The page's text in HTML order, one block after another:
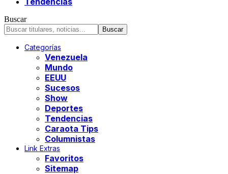
Buscar
Categorías
Venezuela
Mundo
EEUU
Sucesos
Show
Deportes
Tendencias
Caraota Tips
Columnistas
Link Extras
Favoritos
Sitemap